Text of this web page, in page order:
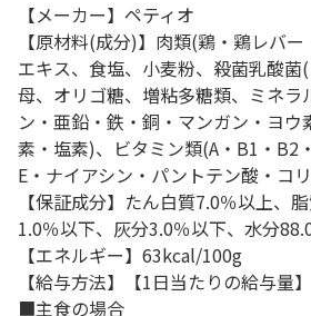
【メーカー】ペティオ
【原材料(成分)】肉類(鶏・鶏レバ
エキス、食塩、小麦粉、殺菌乳酸
母、オリゴ糖、増粘多糖類、ミネラ
ン・亜鉛・鉄・銅・マンガン・ヨウ
素・塩素)、ビタミン類(A・B1・B2
E・ナイアシン・パントテン酸・コ
【保証成分】たん白質7.0％以上、
1.0％以下、灰分3.0％以下、水分
【エネルギー】63kcal/100g
【給与方法】【1日当たりの給与量】
■主食の場合